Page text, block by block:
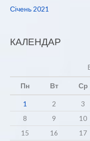
Січень 2021
КАЛЕНДАР
Пн Вт Ср
1 2 3
8
9 10
15
16 17